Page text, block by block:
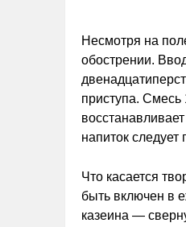
Несмотря на
обострении.
приступа. Смесь
напиток следует
Что касается
быть включен в
казеина —